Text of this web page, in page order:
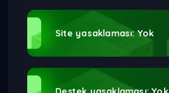
Site yasaklaması: Yok